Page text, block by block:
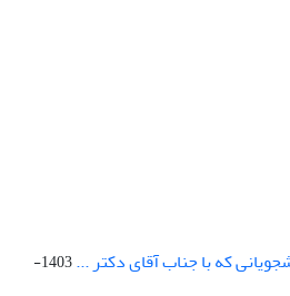
که با جناب آقای دکتر ...
1403-